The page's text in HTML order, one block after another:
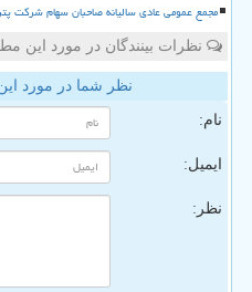
مجمع عمومی عادی سالیانه صاحبان سهام شرکت
نظرات بینندگان در مورد این
نظر شما در مورد
نام:
ایمیل:
نظر: